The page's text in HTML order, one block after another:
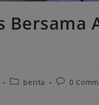
Bersama
berita 0